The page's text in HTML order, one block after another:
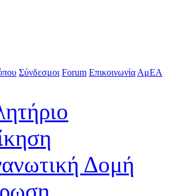
Σύνδεσμοι Forum Επικοινωνία ΑμΕΑ
Δομή